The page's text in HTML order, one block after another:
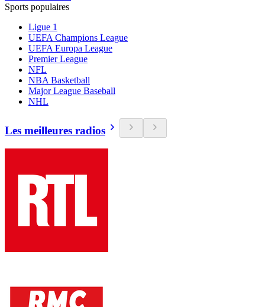
Sports populaires
Ligue 1
UEFA Champions League
UEFA Europa League
Premier League
NFL
NBA Basketball
Major League Baseball
NHL
Les meilleures radios